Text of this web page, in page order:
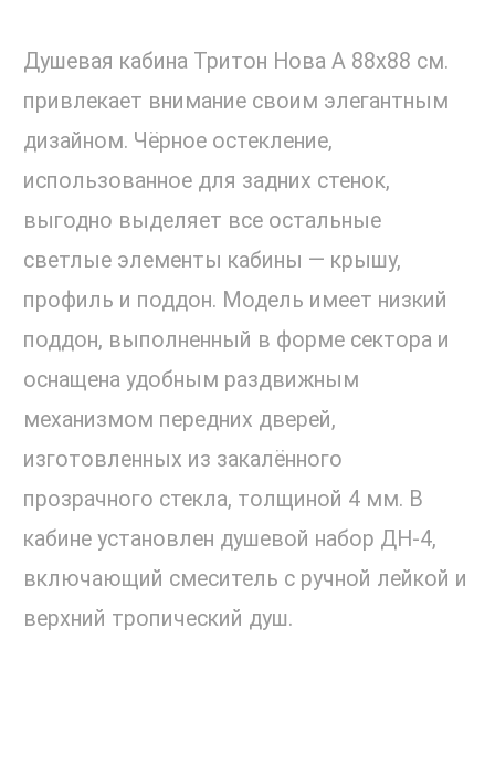
Душевая кабина Тритон Нова А 88x88 см.
привлекает внимание своим элегантным
дизайном. Чёрное остекление,
использованное для задних стенок,
выгодно выделяет все остальные
светлые элементы кабины — крышу,
профиль и поддон. Модель имеет низкий
поддон, выполненный в форме сектора и
оснащена удобным раздвижным
механизмом передних дверей,
изготовленных из закалённого
прозрачного стекла, толщиной 4 мм. В
кабине установлен душевой набор ДН-4,
включающий смеситель с ручной лейкой и
верхний тропический душ.